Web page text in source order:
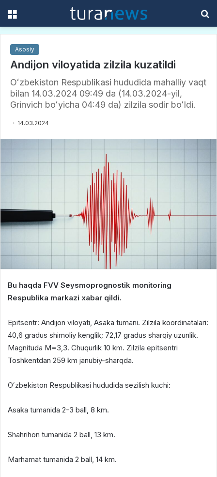
Asosiy
Andijon viloyatida zilzila kuzatildi
Oʻzbekiston Respublikasi hududida mahalliy vaqt
bilan 14.03.2024 09:49 da (14.03.2024-yil,
Grinvich boʻyicha 04:49 da) zilzila sodir boʻldi.
14.03.2024
Bu haqda FVV Seysmoprognostik monitoring
Respublika markazi xabar qildi.
Epitsentr: Andijon viloyati, Asaka tumani. Zilzila koordinatalari:
40,6 gradus shimoliy kenglik; 72,17 gradus sharqiy uzunlik.
Magnituda M=3,3. Chuqurlik 10 km. Zilzila epitsentri
Toshkentdan 259 km janubiy-sharqda.
Oʻzbekiston Respublikasi hududida sezilish kuchi:
Asaka tumanida 2-3 ball, 8 km.
Shahrihon tumanida 2 ball, 13 km.
Marhamat tumanida 2 ball, 14 km.